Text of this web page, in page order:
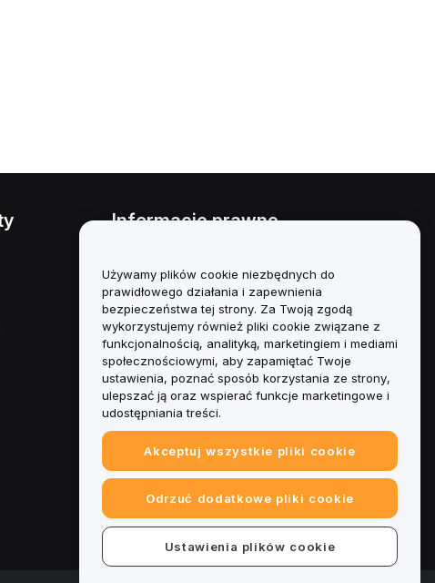
Informacje prawne
interesów
Podsumowanie polityki
powiernictwa i zarządzania
Informacje ESG
Biuletyny informacyjne
kryptoaktywów
Używamy plików cookie niezbędnych do
prawidłowego działania i zapewnienia
bezpieczeństwa tej strony. Za Twoją zgodą
wykorzystujemy również pliki cookie związane z
funkcjonalnością, analityką, marketingiem i mediami
społecznościowymi, aby zapamiętać Twoje
ustawienia, poznać sposób korzystania ze strony,
ulepszać ją oraz wspierać funkcje marketingowe i
udostępniania treści.
Akceptuj wszystkie pliki cookie
Odrzuć dodatkowe pliki cookie
Ustawienia plików cookie